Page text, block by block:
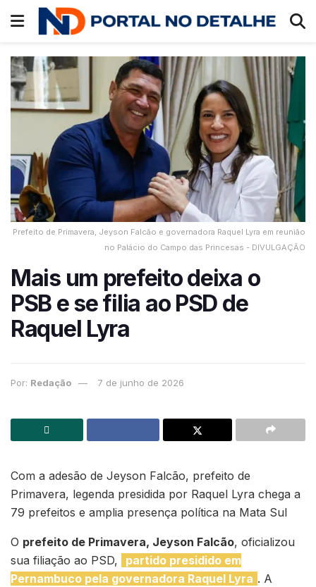
Prefeito de Primavera, Jeyson Falcão e governadora Raquel Lyra em reunião
no Palácio do Campo das Princesas - DIVULGAÇÃO
Mais um prefeito deixa o
PSB e se filia ao PSD de
Raquel Lyra
Por: Redação 7 de junho de 2026
Com a adesão de Jeyson Falcão, prefeito de
Primavera, legenda presidida por Raquel Lyra chega a
79 prefeitos e amplia presença política na Mata Sul
O prefeito de Primavera, Jeyson Falcão, oficializou
sua filiação ao PSD,
partido presidido em
Pernambuco pela governadora Raquel Lyra . A